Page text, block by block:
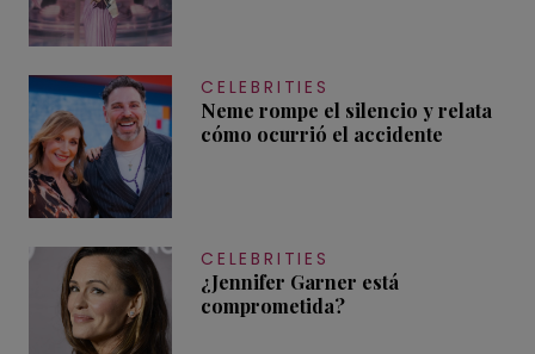
CELEBRITIES
Neme rompe el silencio y relata
cómo ocurrió el accidente
CELEBRITIES
¿Jennifer Garner está
comprometida?